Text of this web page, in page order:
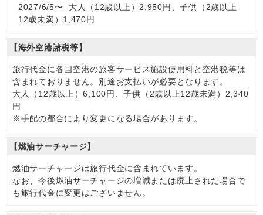
2027/6/5〜 大人（12歳以上）2,950円、子供（2歳以上
12歳未満）1,470円
【海外空港諸税等】
旅行代金に各国空港の旅客サービス施設使用料と空港税等は
含まれておりません。別途お支払いが必要となります。
大人（12歳以上）6,100円、子供（2歳以上12歳未満）2,340
円
※手配の都合により変更になる場合があります。
【燃油サーチャージ】
燃油サーチャージは旅行代金に含まれています。
なお、今後燃油サーチャージの増減または廃止された場合で
も旅行代金に変更はございません。